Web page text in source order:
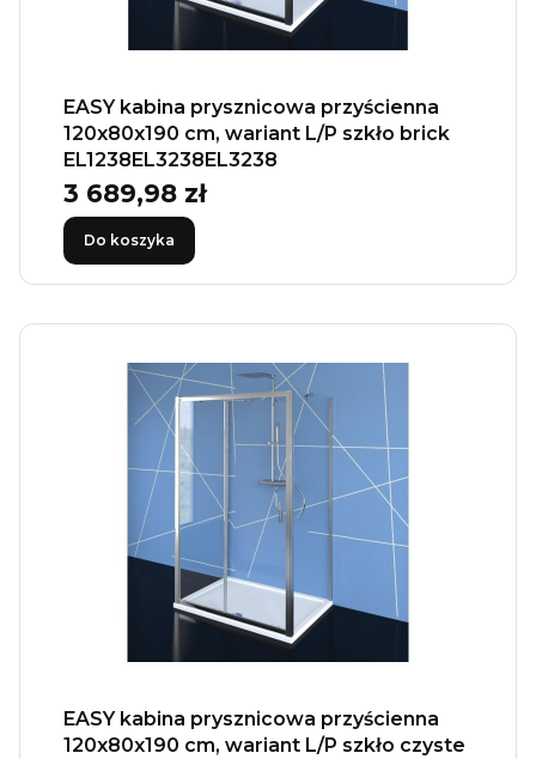
EASY kabina prysznicowa przyścienna
120x80x190 cm, wariant L/P szkło brick
EL1238EL3238EL3238
Cena
3 689,98 zł
Do koszyka
EASY kabina prysznicowa przyścienna
120x80x190 cm, wariant L/P szkło czyste